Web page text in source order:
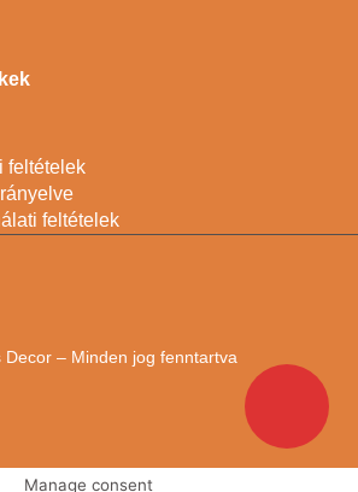
feltételek
feltételek
– Minden jog fenntartva
Manage consent